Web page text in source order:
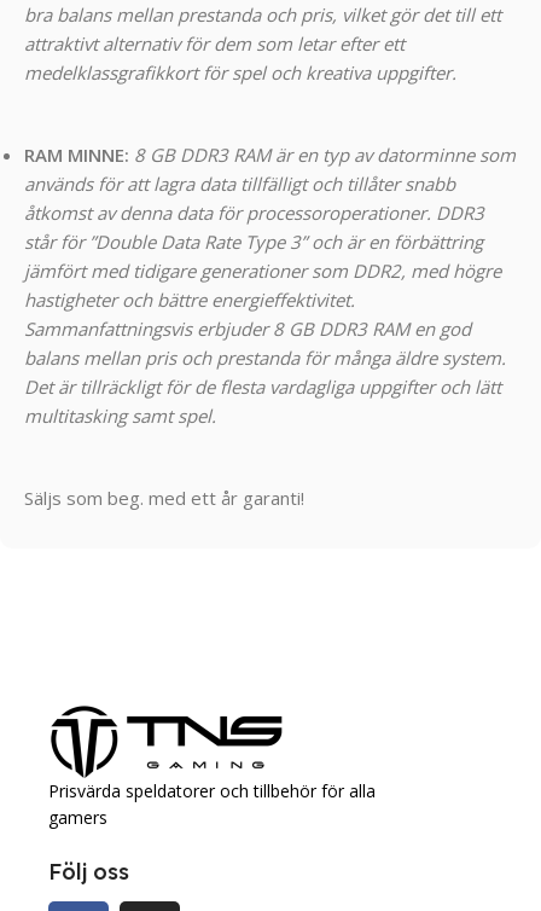
bra balans mellan prestanda och pris, vilket gör det till ett
attraktivt alternativ för dem som letar efter ett
medelklassgrafikkort för spel och kreativa uppgifter.
RAM MINNE: 8 GB DDR3 RAM är en typ av datorminne som
används för att lagra data tillfälligt och tillåter snabb
åtkomst av denna data för processoroperationer. DDR3
står för ”Double Data Rate Type 3” och är en förbättring
jämfört med tidigare generationer som DDR2, med högre
hastigheter och bättre energieffektivitet.
Sammanfattningsvis erbjuder 8 GB DDR3 RAM en god
balans mellan pris och prestanda för många äldre system.
Det är tillräckligt för de flesta vardagliga uppgifter och lätt
multitasking samt spel.
Säljs som beg. med ett år garanti!
Prisvärda speldatorer och tillbehör för alla
gamers
Följ oss